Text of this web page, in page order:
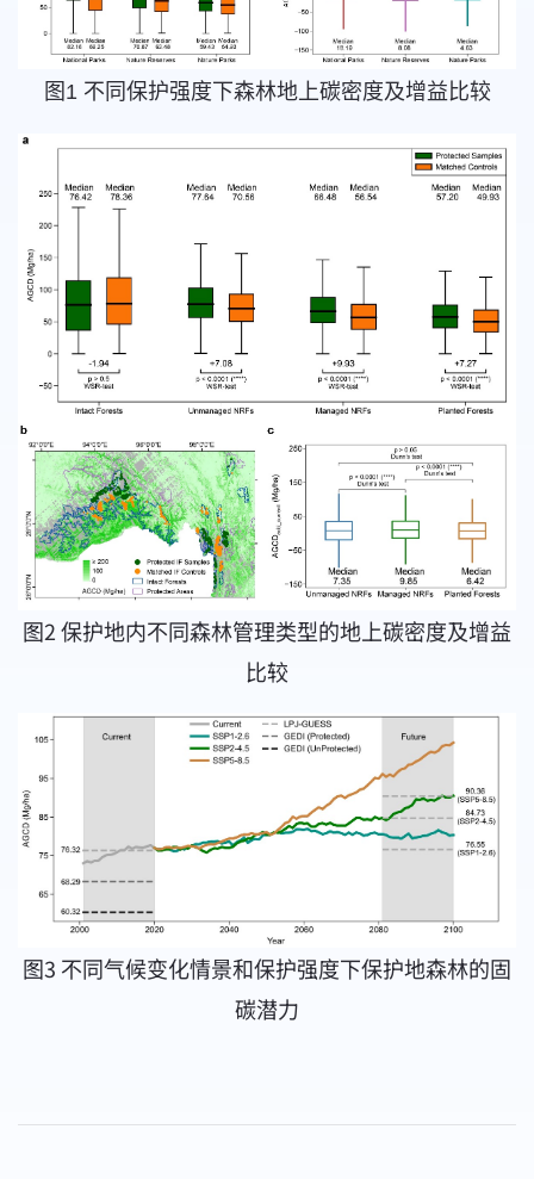
图1 不同保护强度下森林地上碳密度及增益比较
图2 保护地内不同森林管理类型的地上碳密度及增益
比较
图3 不同气候变化情景和保护强度下保护地森林的固
碳潜力